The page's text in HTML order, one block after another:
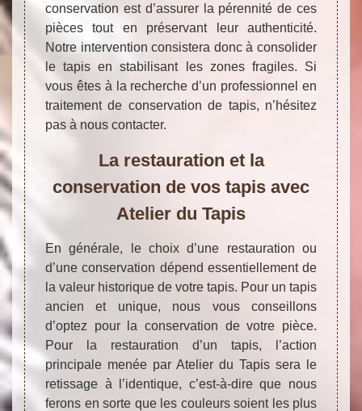
conservation est d’assurer la pérennité de ces
pièces tout en préservant leur authenticité.
Notre intervention consistera donc à consolider
le tapis en stabilisant les zones fragiles. Si
vous êtes à la recherche d’un professionnel en
traitement de conservation de tapis, n’hésitez
pas à nous contacter.
La restauration et la
conservation de vos tapis avec
Atelier du Tapis
En générale, le choix d’une restauration ou
d’une conservation dépend essentiellement de
la valeur historique de votre tapis. Pour un tapis
ancien et unique, nous vous conseillons
d’optez pour la conservation de votre pièce.
Pour la restauration d’un tapis, l’action
principale menée par Atelier du Tapis sera le
retissage à l’identique, c’est-à-dire que nous
ferons en sorte que les couleurs soient les plus